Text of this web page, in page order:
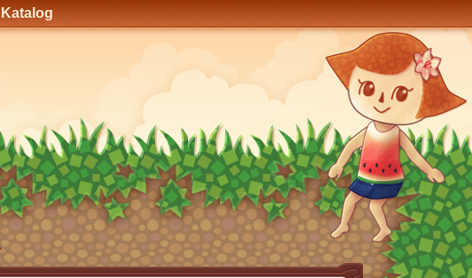
Katalog